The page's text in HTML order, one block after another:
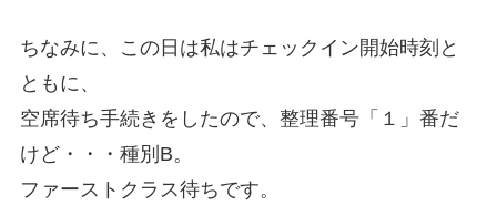
ちなみに、この日は私はチェックイン開始時刻と
ともに、
空席待ち手続きをしたので、整理番号「１」番だ
けど・・・種別B。
ファーストクラス待ちです。